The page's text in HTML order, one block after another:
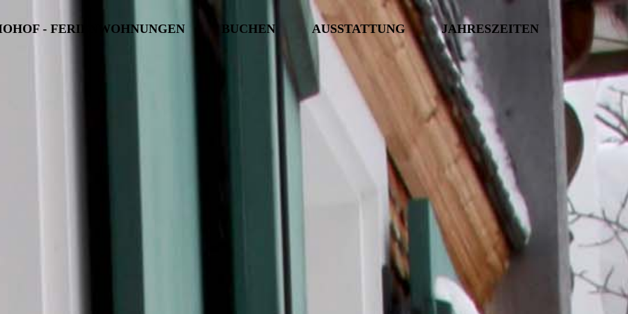
- FERIENWOHNUNGEN BUCHEN AUSSTATTUNG JAHRESZEITEN